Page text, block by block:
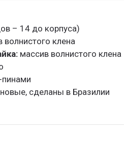
– 14 до корпуса)
волнистого клена
массив волнистого клена
сделаны в Бразилии